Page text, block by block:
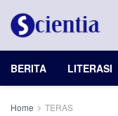
BERITA LITERASI
Home TERAS